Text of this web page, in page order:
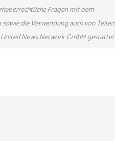
Fragen mit dem
die Verwendung auch von Teilen
News Network GmbH gestattet